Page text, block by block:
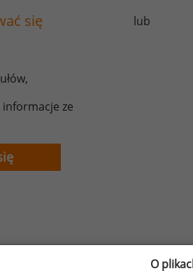
się
ze
lub
O